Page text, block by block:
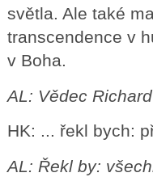
světla. Ale také
transcendence v
v Boha.
AL: Vědec
HK: ... řekl bych:
AL: Řekl by: